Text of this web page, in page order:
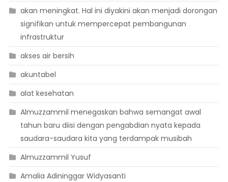
akan meningkat. Hal ini diyakini akan menjadi dorongan
signifikan untuk mempercepat pembangunan
infrastruktur
akses air bersih
akuntabel
alat kesehatan
Almuzzammil menegaskan bahwa semangat awal
tahun baru diisi dengan pengabdian nyata kepada
saudara-saudara kita yang terdampak musibah
Almuzzammil Yusuf
Amalia Adininggar Widyasanti